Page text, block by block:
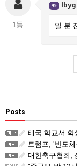
1등
99
일 분
Posts
태국 학교서
트럼프, '반도체·태양
대한축구협회,